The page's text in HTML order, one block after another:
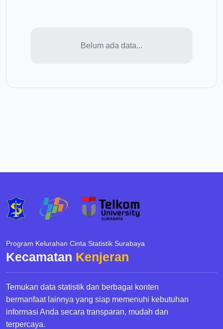
Belum ada data...
Program Kelurahan Cinta Statistik Surabaya
Kecamatan Kenjeran
Temukan data statistik dan berbagai konten
bermanfaat lainnya yang siap memenuhi kebutuhan
informasi Anda secara transparan, mudah dan
terpercaya.